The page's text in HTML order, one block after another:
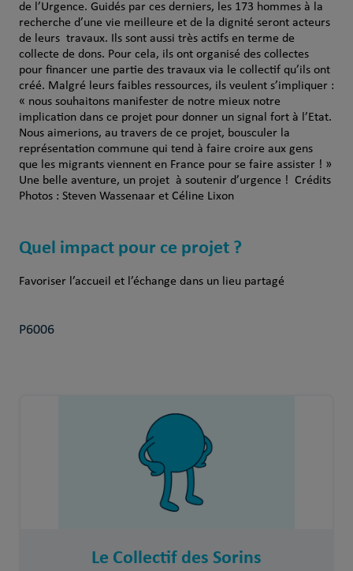
de l’Urgence. Guidés par ces derniers, les 173 hommes à la
recherche d’une vie meilleure et de la dignité seront acteurs
de leurs travaux. Ils sont aussi très actifs en terme de
collecte de dons. Pour cela, ils ont organisé des collectes
pour financer une partie des travaux via le collectif qu’ils ont
créé. Malgré leurs faibles ressources, ils veulent s’impliquer :
« nous souhaitons manifester de notre mieux notre
implication dans ce projet pour donner un signal fort à l’Etat.
Nous aimerions, au travers de ce projet, bousculer la
représentation commune qui tend à faire croire aux gens
que les migrants viennent en France pour se faire assister ! »
Une belle aventure, un projet à soutenir d’urgence ! Crédits
Photos : Steven Wassenaar et Céline Lixon
Quel impact pour ce projet ?
Favoriser l’accueil et l’échange dans un lieu partagé
P6006
Le Collectif des Sorins